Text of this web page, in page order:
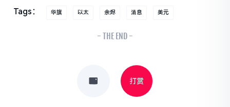
Tags： 华旗 以太 余烬 消息 美元
- THE END -
打赏